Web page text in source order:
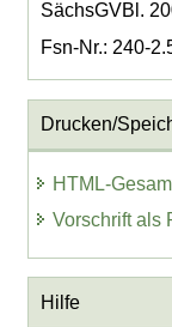
SächsGVBl.
Fsn-Nr.: 240-
Drucken/
HTML-
Vorschrift als
Hilfe